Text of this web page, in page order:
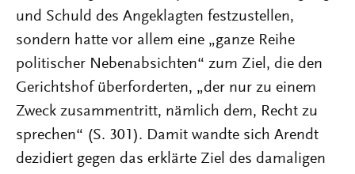
und Schuld des Angeklagten festzustellen,
sondern hatte vor allem eine „ganze Reihe
politischer Nebenabsichten“ zum Ziel, die den
Gerichtshof überforderten, „der nur zu einem
Zweck zusammentritt, nämlich dem, Recht zu
sprechen“ (S. 301). Damit wandte sich Arendt
dezidiert gegen das erklärte Ziel des damaligen